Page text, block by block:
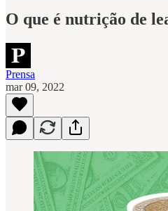
O que é nutrição de
Prensa
mar 09, 2022